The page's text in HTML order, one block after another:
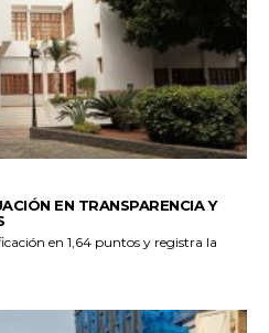
EN TRANSPARENCIA Y
en 1,64 puntos y registra la